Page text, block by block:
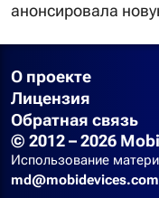
анонсировала
О проекте
Лицензия
Обратная связь
© 2012 – 2026
Использование
md@mobidevices.com